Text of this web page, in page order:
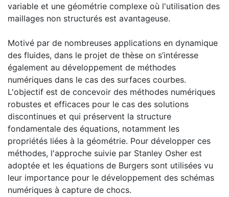
variable et une géométrie complexe où l'utilisation des
maillages non structurés est avantageuse.
Motivé par de nombreuses applications en dynamique
des fluides, dans le projet de thèse on s’intéresse
également au développement de méthodes
numériques dans le cas des surfaces courbes.
L'objectif est de concevoir des méthodes numériques
robustes et efficaces pour le cas des solutions
discontinues et qui préservent la structure
fondamentale des équations, notamment les
propriétés liées à la géométrie. Pour développer ces
méthodes, l'approche suivie par Stanley Osher est
adoptée et les équations de Burgers sont utilisées vu
leur importance pour le développement des schémas
numériques à capture de chocs.